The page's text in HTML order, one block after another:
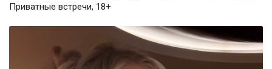
Приватные встречи, 18+